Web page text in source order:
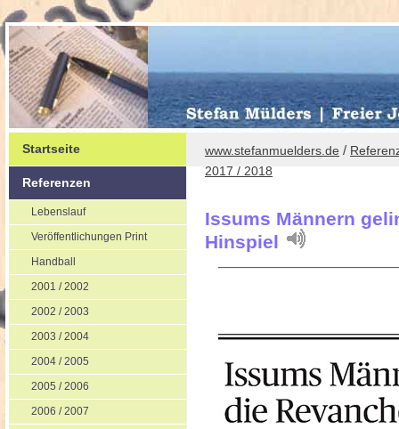
Startseite
Referenzen
Lebenslauf
Veröffentlichungen Print
Handball
2001 / 2002
2002 / 2003
2003 / 2004
2004 / 2005
2005 / 2006
2006 / 2007
www.stefanmuelders.de /
2017 / 2018
Issums Männern
Hinspiel